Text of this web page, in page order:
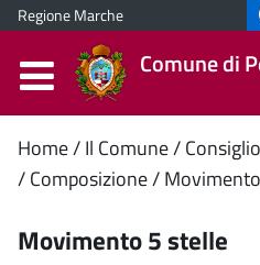
Regione Marche
Comune di
Contenuto
principale
Home Il Comune
Composizione
Movimento 5 stelle